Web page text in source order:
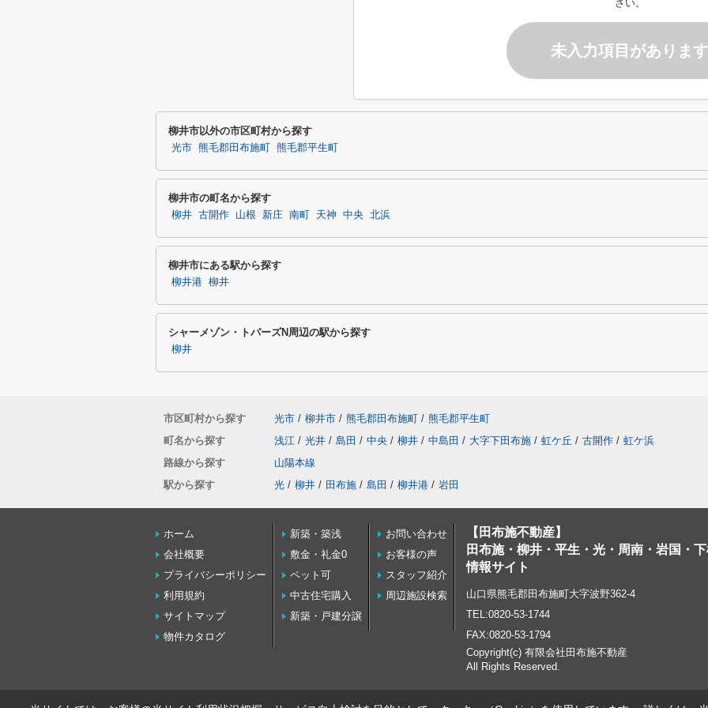
さい。
未入力項目があります
柳井市以外の市区町村から探す
光市 熊毛郡田布施町 熊毛郡平生町
柳井市の町名から探す
柳井 古開作 山根 新庄 南町 天神 中央 北浜
柳井市にある駅から探す
柳井港 柳井
シャーメゾン・トパーズN周辺の駅から探す
柳井
市区町村から探す 光市 / 柳井市 / 熊毛郡田布施町 / 熊毛郡平生町
町名から探す
浅江 / 光井 / 島田 / 中央 / 柳井 / 中島田 / 大字下田布施 / 虹ケ丘 / 古開作 / 虹ケ浜
路線から探す
山陽本線
駅から探す
光 / 柳井 / 田布施 / 島田 / 柳井港 / 岩田
ホーム
会社概要
プライバシーポリシー
利用規約
サイトマップ
物件カタログ
新築・築浅
敷金・礼金0
ペット可
中古住宅購入
新築・戸建分譲
お問い合わせ
お客様の声
スタッフ紹介
周辺施設検索
【田布施不動産】
田布施・柳井・平生・光・周南・岩国・
情報サイト
山口県熊毛郡田布施町大字波野362-4
TEL:0820-53-1744
FAX:0820-53-1794
Copyright(c) 有限会社田布施不動産
All Rights Reserved.